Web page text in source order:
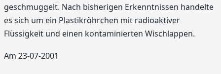
geschmuggelt. Nach bisherigen Erkenntnissen handelte
es sich um ein Plastikröhrchen mit radioaktiver
Flüssigkeit und einen kontaminierten Wischlappen.
Am 23-07-2001